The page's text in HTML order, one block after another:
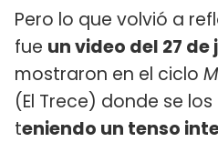
Pero lo que volvió a
fue un video del 27 de
mostraron en el ciclo
(El Trece) donde se
teniendo un tenso